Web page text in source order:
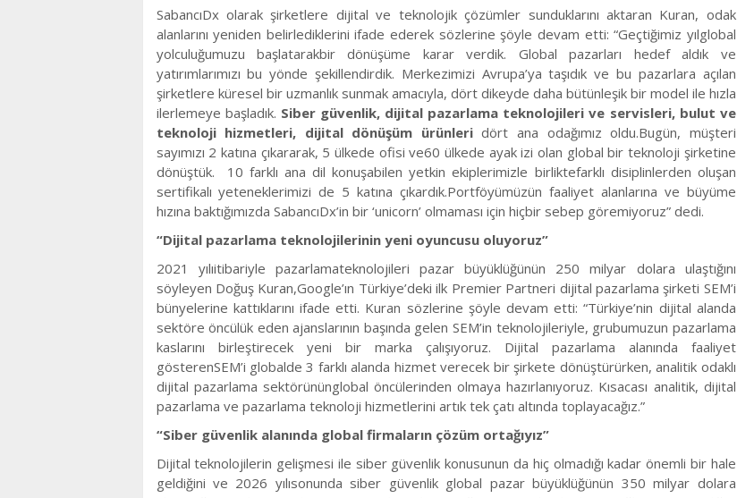
SabancıDx olarak şirketlere dijital ve teknolojik çözümler sunduklarını aktaran Kuran, odak
alanlarını yeniden belirlediklerini ifade ederek sözlerine şöyle devam etti: “Geçtiğimiz yılglobal
yolculuğumuzu başlatarakbir dönüşüme karar verdik. Global pazarları hedef aldık ve
yatırımlarımızı bu yönde şekillendirdik. Merkezimizi Avrupa’ya taşıdık ve bu pazarlara açılan
şirketlere küresel bir uzmanlık sunmak amacıyla, dört dikeyde daha bütünleşik bir model ile hızla
ilerlemeye başladık. Siber güvenlik, dijital pazarlama teknolojileri ve servisleri, bulut ve
teknoloji hizmetleri, dijital dönüşüm ürünleridört ana odağımız oldu.Bugün, müşteri
sayımızı 2 katına çıkararak, 5 ülkede ofisi ve60 ülkede ayak izi olan global bir teknoloji şirketine
dönüştük. 10 farklı ana dil konuşabilen yetkin ekiplerimizle birliktefarklı disiplinlerden oluşan
sertifikalı yeteneklerimizi de 5 katına çıkardık.Portföyümüzün faaliyet alanlarına ve büyüme
hızına baktığımızda SabancıDx’in bir ‘unicorn’ olmaması için hiçbir sebep göremiyoruz” dedi.
“Dijital pazarlama teknolojilerinin yeni oyuncusu oluyoruz”
2021 yılıitibariyle pazarlamateknolojileri pazar büyüklüğünün 250 milyar dolara ulaştığını
söyleyen Doğuş Kuran,Google’ın Türkiye’deki ilk Premier Partneri dijital pazarlama şirketi SEM’i
bünyelerine kattıklarını ifade etti. Kuran sözlerine şöyle devam etti: “Türkiye’nin dijital alanda
sektöre öncülük eden ajanslarının başında gelen SEM’in teknolojileriyle, grubumuzun pazarlama
kaslarını birleştirecek yeni bir marka çalışıyoruz. Dijital pazarlama alanında faaliyet
gösterenSEM’i globalde 3 farklı alanda hizmet verecek bir şirkete dönüştürürken, analitik odaklı
dijital pazarlama sektörününglobal öncülerinden olmaya hazırlanıyoruz. Kısacası analitik, dijital
pazarlama ve pazarlama teknoloji hizmetlerini artık tek çatı altında toplayacağız.”
“Siber güvenlik alanında global firmaların çözüm ortağıyız”
Dijital teknolojilerin gelişmesi ile siber güvenlik konusunun da hiç olmadığı kadar önemli bir hale
geldiğini ve 2026 yılısonunda siber güvenlik global pazar büyüklüğünün 350 milyar dolara